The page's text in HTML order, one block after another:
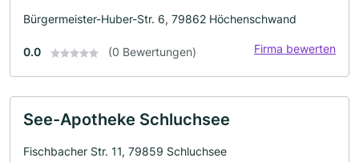
Bürgermeister-Huber-Str. 6, 79862 Höchenschwand
0.0 (0 Bewertungen) Firma bewerten
See-Apotheke Schluchsee
Fischbacher Str. 11, 79859 Schluchsee